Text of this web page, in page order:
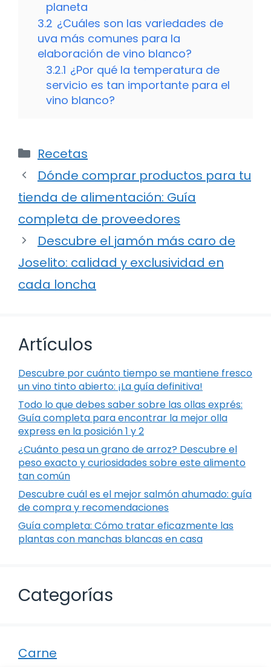
planeta
3.2 ¿Cuáles son las variedades de
uva más comunes para la
elaboración de vino blanco?
3.2.1 ¿Por qué la temperatura de
servicio es tan importante para el
vino blanco?
Categorías
Recetas
Dónde comprar productos para tu
tienda de alimentación: Guía
completa de proveedores
Descubre el jamón más caro de
Joselito: calidad y exclusividad en
cada loncha
Artículos
Descubre por cuánto tiempo se mantiene fresco
un vino tinto abierto: ¡La guía definitiva!
Todo lo que debes saber sobre las ollas exprés:
Guía completa para encontrar la mejor olla
express en la posición 1 y 2
¿Cuánto pesa un grano de arroz? Descubre el
peso exacto y curiosidades sobre este alimento
tan común
Descubre cuál es el mejor salmón ahumado: guía
de compra y recomendaciones
Guía completa: Cómo tratar eficazmente las
plantas con manchas blancas en casa
Categorías
Carne